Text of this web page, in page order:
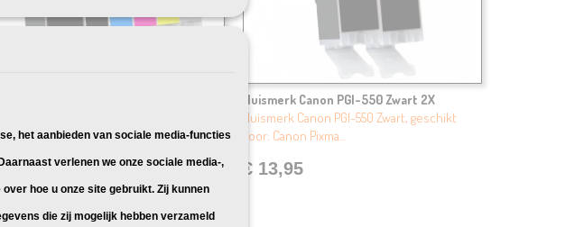
Canon Pixma…
Huismerk Canon PGI-550 Zwart 2X
Huismerk Canon PGI-550 Zwart, geschikt
voor: Canon Pixma…
€ 13,95
het aanbieden van sociale media-functies
verlenen we onze sociale media-,
hoe u onze site gebruikt. Zij kunnen
die zij mogelijk hebben verzameld